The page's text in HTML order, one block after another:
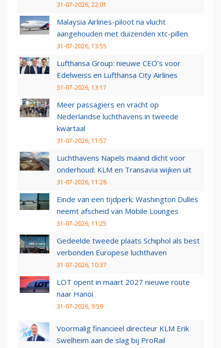
31-07-2026, 22:01
Malaysia Airlines-piloot na vlucht
aangehouden met duizenden xtc-pillen
31-07-2026, 13:55
Lufthansa Group: nieuwe CEO’s voor
Edelweiss en Lufthansa City Airlines
31-07-2026, 13:17
Meer passagiers en vracht op
Nederlandse luchthavens in tweede
kwartaal
31-07-2026, 11:57
Luchthavens Napels maand dicht voor
onderhoud: KLM en Transavia wijken uit
31-07-2026, 11:28
Einde van een tijdperk: Washington Dulles
neemt afscheid van Mobile Lounges
31-07-2026, 11:25
Gedeelde tweede plaats Schiphol als best
verbonden Europese luchthaven
31-07-2026, 10:37
LOT opent in maart 2027 nieuwe route
naar Hanoi
31-07-2026, 9:59
Voormalig financieel directeur KLM Erik
Swelheim aan de slag bij ProRail